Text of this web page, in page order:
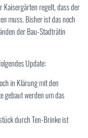
Kaisergärten regelt, dass der
muss. Bisher ist das noch
der Bau-Stadträtin
Update:
in Klärung mit den
gebaut werden um das
durch Ten-Brinke ist